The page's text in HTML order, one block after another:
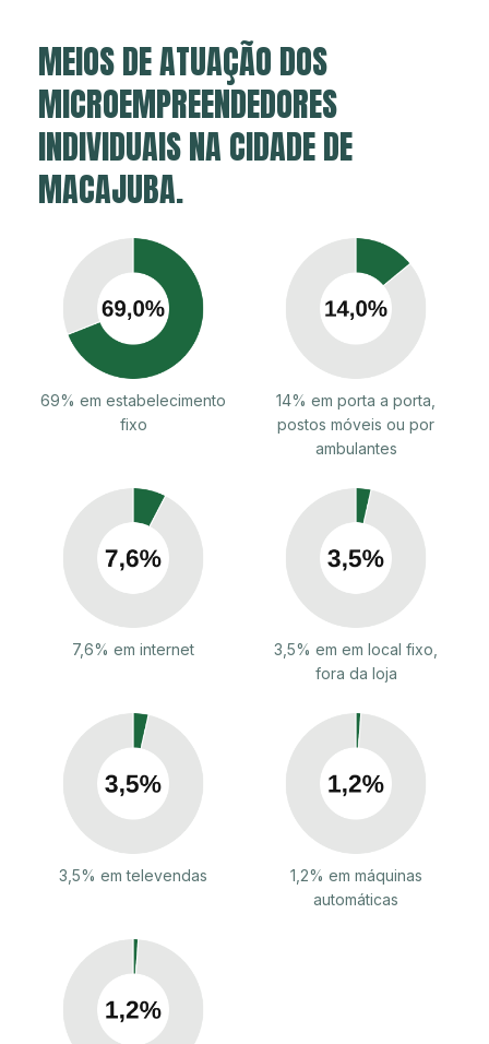
MEIOS DE ATUAÇÃO DOS
MICROEMPREENDEDORES
INDIVIDUAIS NA CIDADE DE
MACAJUBA.
69% em estabelecimento
fixo
14% em porta a porta,
postos móveis ou por
ambulantes
7,6% em internet
3,5% em em local fixo,
fora da loja
3,5% em televendas
1,2% em máquinas
automáticas